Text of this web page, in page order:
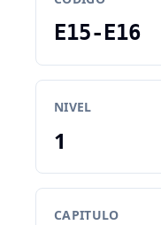
E15-E16
NIVEL
1
CAPITULO